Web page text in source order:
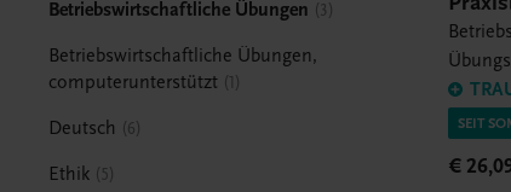
Betriebswirtschaftliche Übungen 3
Betriebswirtschaftliche Übungen,
computerunterstützt 1
Deutsch 6
Ethik 5
SEIT
€